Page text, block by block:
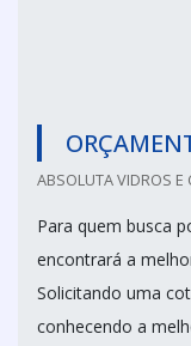
ABSOLUTA VIDROS E
Para quem busca
encontrará a
Solicitando uma
conhecendo a